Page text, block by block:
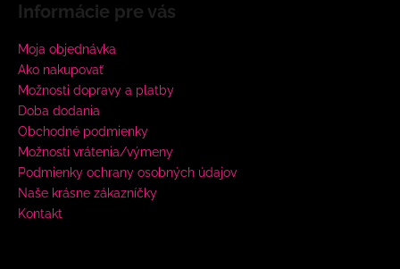
Informácie pre vás
Moja objednávka
Ako nakupovať
Možnosti dopravy a platby
Doba dodania
Obchodné podmienky
Možnosti vrátenia/výmeny
Podmienky ochrany osobných údajov
Naše krásne zákazníčky
Kontakt